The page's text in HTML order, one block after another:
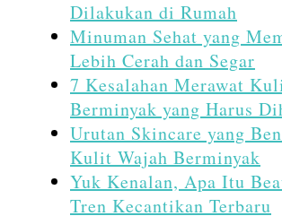
Dilakukan di Rumah
Minuman Sehat yang
Lebih Cerah dan Segar
7 Kesalahan Merawat
Berminyak yang Harus
Urutan Skincare yang
Kulit Wajah Berminyak
Yuk Kenalan, Apa Itu
Tren Kecantikan Terbaru